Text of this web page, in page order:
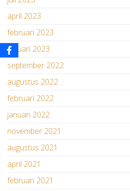
april 2023
februari 2023
januari 2023
september 2022
augustus 2022
februari 2022
januari 2022
november 2021
augustus 2021
april 2021
februari 2021